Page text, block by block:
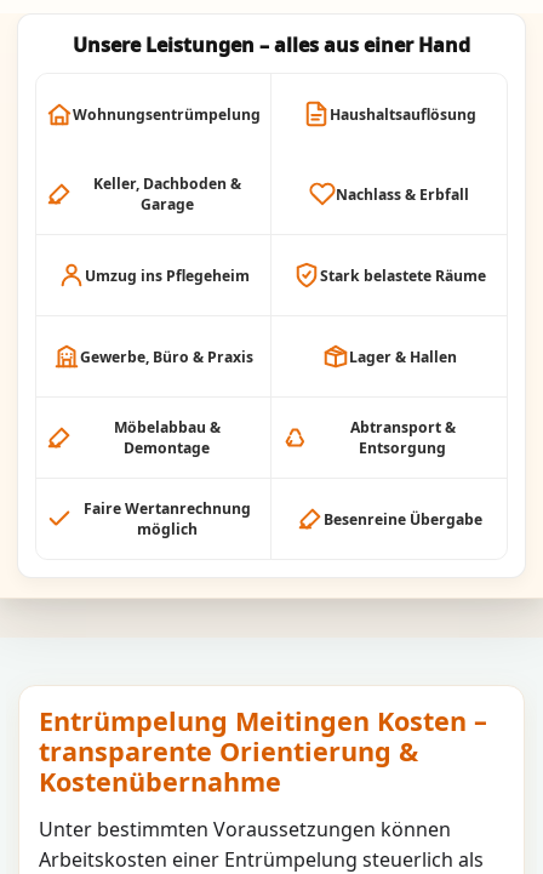
Unsere Leistungen – alles aus einer Hand
Wohnungsentrümpelung Haushaltsauflösung
Keller, Dachboden &
Garage
Nachlass & Erbfall
Umzug ins Pflegeheim Stark belastete Räume
Gewerbe, Büro & Praxis Lager & Hallen
Möbelabbau &
Demontage
Abtransport &
Entsorgung
Faire Wertanrechnung
möglich
Besenreine Übergabe
Entrümpelung Meitingen Kosten –
transparente Orientierung &
Kostenübernahme
Unter bestimmten Voraussetzungen können
Arbeitskosten einer Entrümpelung steuerlich als